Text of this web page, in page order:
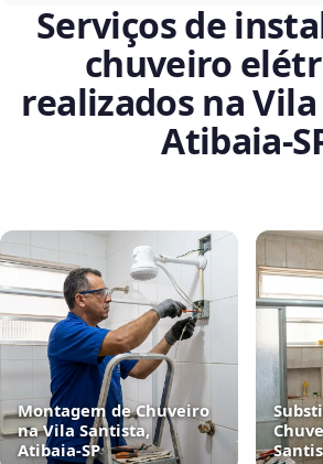
Serviços de
chuveiro
realizados na
Montagem de Chuveiro
na Vila Santista,
Atibaia‑SP